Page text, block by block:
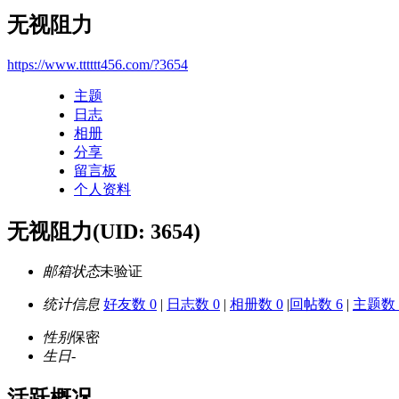
无视阻力
https://www.tttttt456.com/?3654
主题
日志
相册
分享
留言板
个人资料
无视阻力(UID: 3654)
邮箱状态未验证
统计信息 好友数 0 | 日志数 0 | 相册数 0 |回帖数 6 | 主题数
性别保密
生日-